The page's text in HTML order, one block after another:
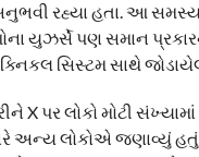
રહ્યા હતા. આ
યુઝર્સે પણ સમાન
સિસ્ટમ સાથે
X પર લોકો મોટી
અન્ય લોકોએ જણાવ્યું